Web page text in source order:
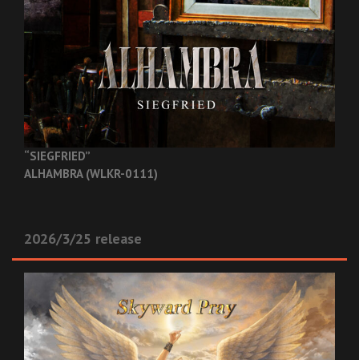
“SIEGFRIED”
ALHAMBRA (WLKR-0111)
2026/3/25 release